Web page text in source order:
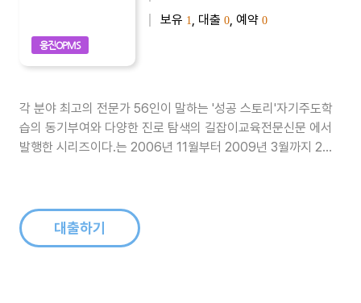
웅진OPMS
보유 1 , 대출 0 , 예약 0
각 분야 최고의 전문가 56인이 말하는 '성공 스토리'자기주도학
습의 동기부여와 다양한 진로 탐색의 길잡이교육전문신문 에서
발행한 시리즈이다.는 2006년 11월부터 2009년 3월까지 2년
작가), 홍..대출하기